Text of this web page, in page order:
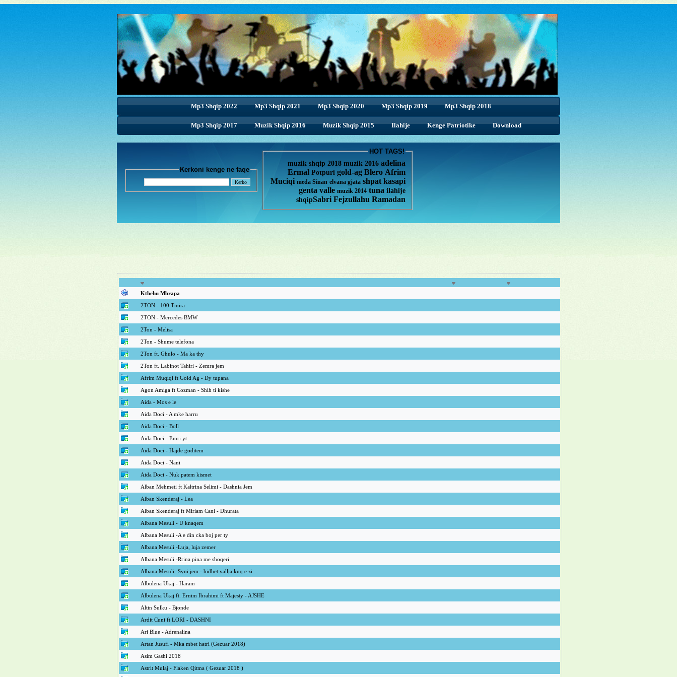
Mp3 Shqip 2022 Mp3 Shqip 2021 Mp3 Shqip 2020 Mp3 Shqip 2019 Mp3 Shqip 2018
Mp3 Shqip 2017 Muzik Shqip 2016 Muzik Shqip 2015 Ilahije Kenge Patriotike Download
Kerkoni kenge ne faqe
HOT TAGS!
muzik shqip 2018 muzik 2016 adelina
Ermal Potpuri gold-ag Blero Afrim
Muciqi meda Sinan elvana gjata shpat kasapi
genta valle muzik 2014 tuna ilahije
shqipSabri Fejzullahu Ramadan
Kthehu Mbrapa
2TON - 100 Tmira
2TON - Mercedes BMW
2Ton - Melisa
2Ton - Shume telefona
2Ton ft. Ghulo - Ma ka thy
2Ton ft. Labinot Tahiri - Zemra jem
Afrim Muqiqi ft Gold Ag - Dy tupana
Agon Amiga ft Cozman - Shih ti kishe
Aida - Mos e le
Aida Doci - A mke harru
Aida Doci - Boll
Aida Doci - Emri yt
Aida Doci - Hajde goditem
Aida Doci - Nani
Aida Doci - Nuk patem kismet
Alban Mehmeti ft Kaltrina Selimi - Dashnia Jem
Alban Skenderaj - Lea
Alban Skenderaj ft Miriam Cani - Dhurata
Albana Mesuli - U knaqem
Albana Mesuli -A e din cka boj per ty
Albana Mesuli -Luja, luja zemer
Albana Mesuli -Rrina pina me shoqeri
Albana Mesuli -Syni jem - hidhet vallja kuq e zi
Albulena Ukaj - Haram
Albulena Ukaj ft. Ernim Ibrahimi ft Majesty - AJSHE
Altin Sulku - Bjonde
Ardit Cuni ft LORI - DASHNI
Ari Blue - Adrenalina
Artan Jusufi - Mka mbet hatri (Gezuar 2018)
Asim Gashi 2018
Astrit Mulaj - Flaken Qitma ( Gezuar 2018 )